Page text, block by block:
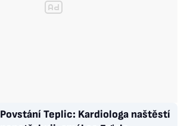
Povstání Teplic: Kardiologa naštěstí